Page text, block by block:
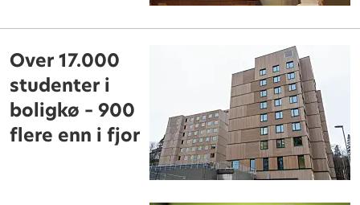
Over 17.000
studenter i
boligkø – 900
flere enn i fjor